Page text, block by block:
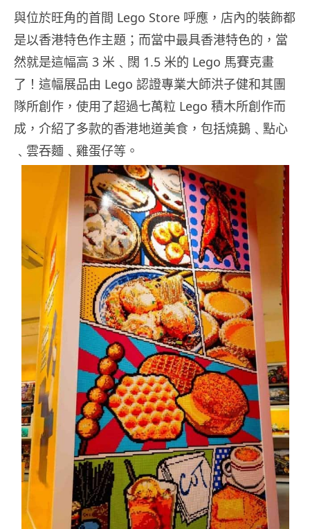
與位於旺角的首間 Lego Store 呼應，店內的裝飾都
是以香港特色作主題；而當中最具香港特色的，當
然就是這幅高 3 米﹑闊 1.5 米的 Lego 馬賽克畫
了！這幅展品由 Lego 認證專業大師洪子健和其團
隊所創作，使用了超過七萬粒 Lego 積木所創作而
成，介紹了多款的香港地道美食，包括燒鵝﹑點心
﹑雲吞麵﹑雞蛋仔等。